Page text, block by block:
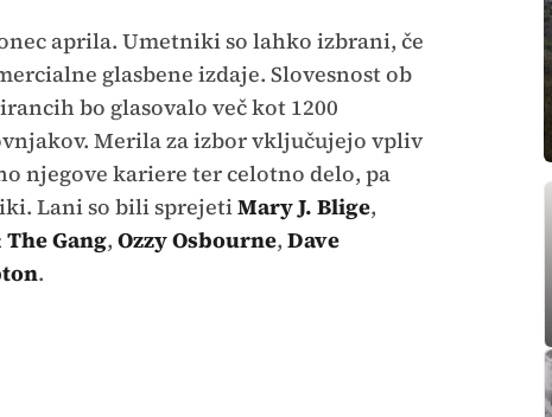
aprila. Umetniki so lahko izbrani, če
glasbene izdaje. Slovesnost ob
bo glasovalo več kot 1200
Merila za izbor vključujejo vpliv
njegove kariere ter celotno delo, pa
Lani so bili sprejetiMary J. Blige,
Gang, Ozzy Osbourne, Dave
.